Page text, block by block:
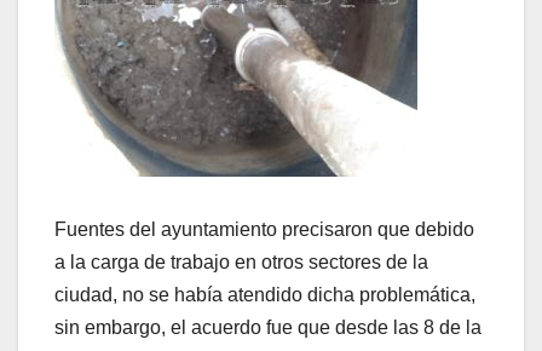
Fuentes del ayuntamiento precisaron que debido
a la carga de trabajo en otros sectores de la
ciudad, no se había atendido dicha problemática,
sin embargo, el acuerdo fue que desde las 8 de la